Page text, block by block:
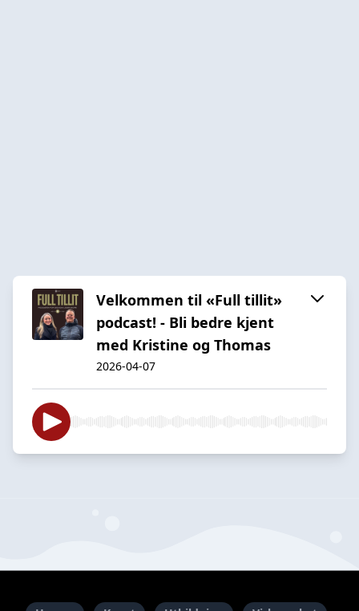
Velkommen til «Full tillit»
podcast! - Bli bedre kjent
med Kristine og Thomas
2026-04-07